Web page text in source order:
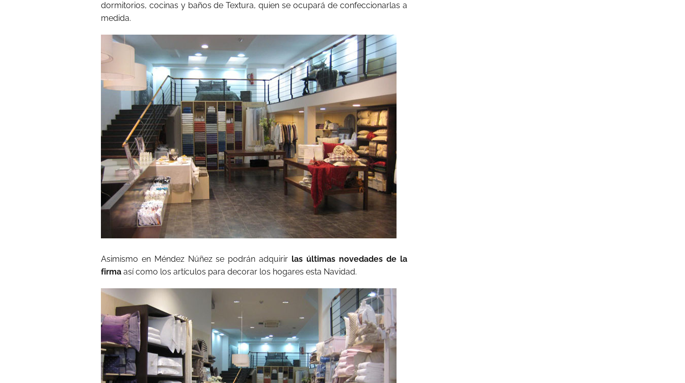
dormitorios, cocinas y baños de Textura, quien se ocupará de confeccionarlas a
medida.
Asimismo en Méndez Núñez se podrán adquirir las últimas novedades de la
firma así como los artículos para decorar los hogares esta Navidad.